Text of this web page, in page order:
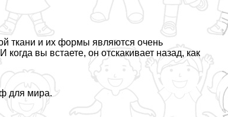
ткани и их формы являются очень
вы встаете, он отскакивает назад, как
для мира.